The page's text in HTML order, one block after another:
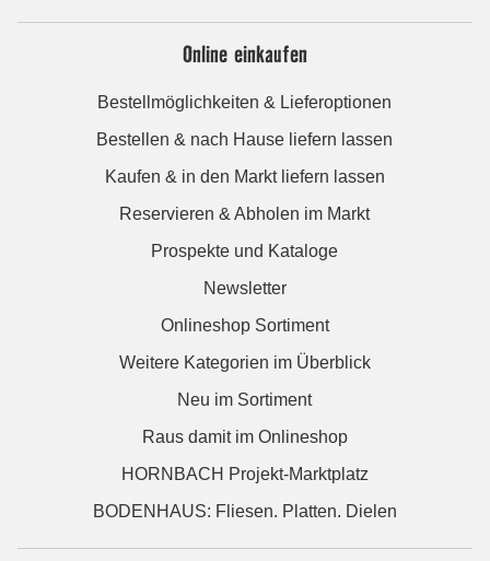
Online einkaufen
Bestellmöglichkeiten & Lieferoptionen
Bestellen & nach Hause liefern lassen
Kaufen & in den Markt liefern lassen
Reservieren & Abholen im Markt
Prospekte und Kataloge
Newsletter
Onlineshop Sortiment
Weitere Kategorien im Überblick
Neu im Sortiment
Raus damit im Onlineshop
HORNBACH Projekt-Marktplatz
BODENHAUS: Fliesen. Platten. Dielen